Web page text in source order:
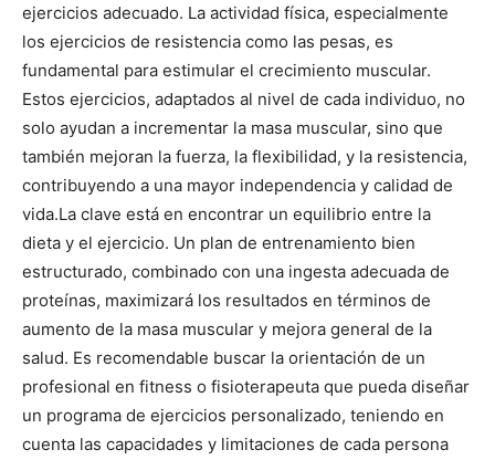
ejercicios adecuado. La actividad física, especialmente
los ejercicios de resistencia como las pesas, es
fundamental para estimular el crecimiento muscular.
Estos ejercicios, adaptados al nivel de cada individuo, no
solo ayudan a incrementar la masa muscular, sino que
también mejoran la fuerza, la flexibilidad, y la resistencia,
contribuyendo a una mayor independencia y calidad de
vida.La clave está en encontrar un equilibrio entre la
dieta y el ejercicio. Un plan de entrenamiento bien
estructurado, combinado con una ingesta adecuada de
proteínas, maximizará los resultados en términos de
aumento de la masa muscular y mejora general de la
salud. Es recomendable buscar la orientación de un
profesional en fitness o fisioterapeuta que pueda diseñar
un programa de ejercicios personalizado, teniendo en
cuenta las capacidades y limitaciones de cada persona